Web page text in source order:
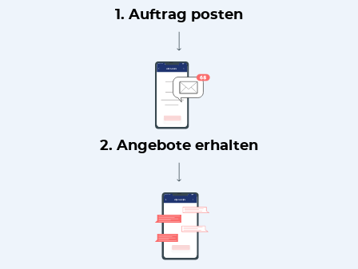
1. Auftrag posten
2. Angebote erhalten